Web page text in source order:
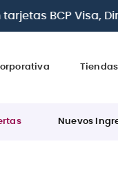
BCP Visa, Diners,
Tiendas
Nuevos